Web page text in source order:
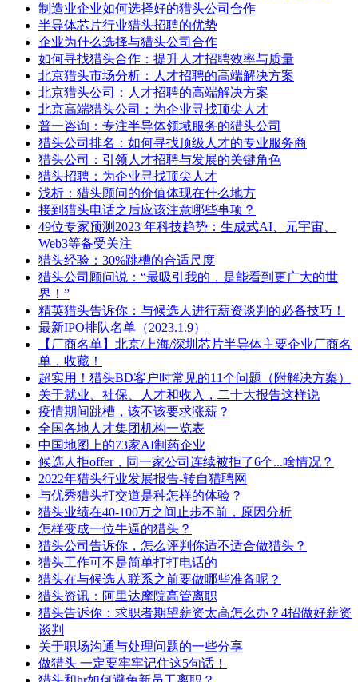
制造业企业如何选择好的猎头公司合作
半导体芯片行业猎头招聘的优势
企业为什么选择与猎头公司合作
如何寻找猎头合作：提升人才招聘效率与质量
北京猎头市场分析：人才招聘的高端解决方案
北京猎头公司：人才招聘的高端解决方案
北京高端猎头公司：为企业寻找顶尖人才
普一咨询：专注半导体领域服务的猎头公司
猎头公司排名：如何寻找顶级人才的专业服务商
猎头公司：引领人才招聘与发展的关键角色
猎头招聘：为企业寻找顶尖人才
浅析：猎头顾问的价值体现在什么地方
接到猎头电话之后应该注意哪些事项？
49位专家预测2023 年科技趋势：生成式AI、元宇宙、
Web3等备受关注
猎头经验：30%跳槽的合适尺度
猎头公司顾问说：“最吸引我的，是能看到更广大的世
界！”
精英猎头告诉你：与候选人进行薪资谈判的必备技巧！
最新IPO排队名单（2023.1.9）
【厂商名单】北京/上海/深圳芯片半导体主要企业厂商名
单，收藏！
超实用！猎头BD客户时常见的11个问题（附解决方案）
关于就业、社保、人才和收入，二十大报告这样说
疫情期间跳槽，该不该要求涨薪？
全国各地人才集团机构一览表
中国地图上的73家AI制药企业
候选人拒offer，同一家公司连续被拒了6个...啥情况？
2022年猎头行业发展报告-转自猎聘网
与优秀猎头打交道是种怎样的体验？
猎头业绩在40-100万之间止步不前，原因分析
怎样变成一位牛逼的猎头？
猎头公司告诉你，怎么评判你适不适合做猎头？
猎头工作可不是简单打打电话的
猎头在与候选人联系之前要做哪些准备呢？
猎头资讯：阿里达摩院高管离职
猎头告诉你：求职者期望薪资太高怎么办？4招做好薪资
谈判
关于职场沟通与处理问题的一些分享
做猎头 一定要牢牢记住这5句话！